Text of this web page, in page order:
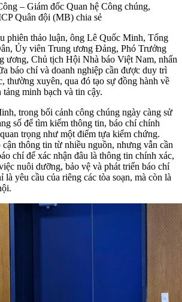
– Giám đốc Quan hệ Công chúng,
Quân đội (MB) chia sẻ
phiên thảo luận, ông Lê Quốc Minh, Tổng
Ủy viên Trung ương Đảng, Phó Trưởng
ương, Chủ tịch Hội Nhà báo Việt Nam, nhấn
báo chí và doanh nghiệp cần được duy trì
thường xuyên, qua đó tạo sự đồng hành về
minh bạch và tin cậy.
trong bối cảnh công chúng ngày càng sử
số để tìm kiếm thông tin, báo chí chính
trọng như một điểm tựa kiểm chứng.
thông tin từ nhiều nguồn, nhưng vẫn cần
chí để xác nhận đâu là thông tin chính xác,
nuôi dưỡng, bảo vệ và phát triển báo chí
yêu cầu của riêng các tòa soạn, mà còn là